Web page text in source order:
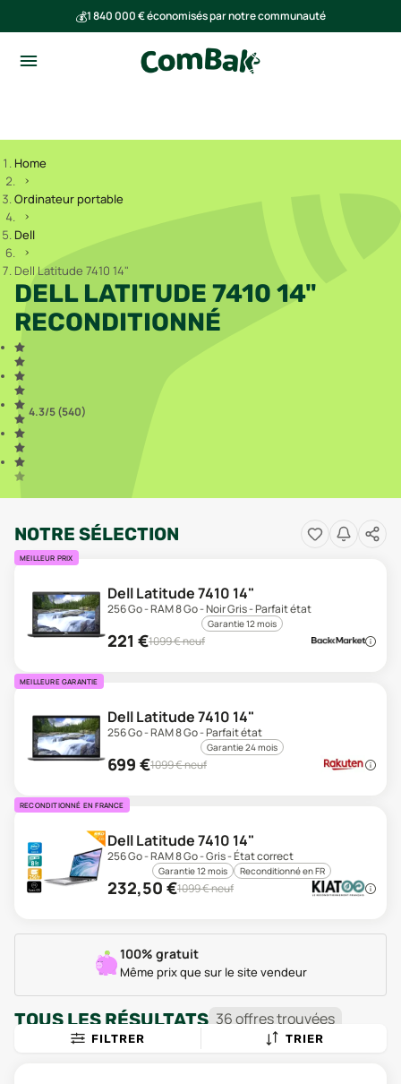
💰1 840 000 € économisés par notre communauté
Home
Ordinateur portable
Dell
Dell Latitude 7410 14"
DELL LATITUDE 7410 14"
RECONDITIONNÉ
4.3/5 (540)
NOTRE SÉLECTION
MEILLEUR PRIX
Dell Latitude 7410 14"
256 Go - RAM 8 Go - Noir Gris - Parfait état
Garantie 12 mois
221 €1099€ neuf
MEILLEURE GARANTIE
Dell Latitude 7410 14"
256 Go - RAM 8 Go - Parfait état
Garantie 24 mois
699 €1099€ neuf
RECONDITIONNÉ EN FRANCE
Dell Latitude 7410 14"
256 Go - RAM 8 Go - Gris - État correct
Garantie 12 mois Reconditionné en FR
232,50 €1099€ neuf
100% gratuit
Même prix que sur le site vendeur
TOUS LES RÉSULTATS 36offrestrouvées
FILTRER TRIER